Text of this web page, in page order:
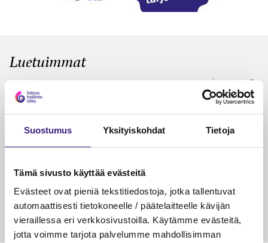
Suostumus Yksityiskohdat Tietoja
Tämä sivusto käyttää evästeitä
Evästeet ovat pieniä tekstitiedostoja, jotka tallentuvat
automaattisesti tietokoneelle / päätelaitteelle kävijän
vieraillessa eri verkkosivustoilla. Käytämme evästeitä,
jotta voimme tarjota palvelumme mahdollisimman
Luetuimmat
VEROTUS
Kulu­veloitukset arvon­lisä­
verotuksessa – omien kulujen
veloitus, kulujen edelleen­
veloitus ja läpi­laskutus
Petri Salomaa